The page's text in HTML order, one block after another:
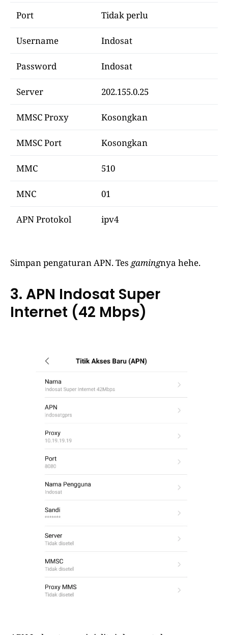
Port Tidak perlu
Username Indosat
Password Indosat
Server 202.155.0.25
MMSC Proxy Kosongkan
MMSC Port Kosongkan
MMC 510
MNC 01
APN Protokol ipv4
Simpan pengaturan APN. Tes gamingnya hehe.
3. APN Indosat Super
Internet (42 Mbps)